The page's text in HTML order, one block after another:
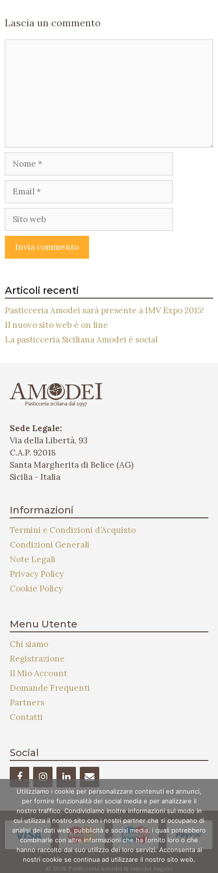
Lascia un commento
web
Articoli recenti
Pasticceria Amodei sarà presente a IMV Expo 2015!
Il nuovo sito web è on line
La pasticceria Siciliana Amodei è social
Sede Legale:
Via della Libertà, 93
C.A.P. 92018
Santa Margherita di Belice (AG)
Sicilia - Italia
Informazioni
Termini e Condizioni d’Acquisto
Condizioni Generali
Note Legali
Privacy Policy
Cookie Policy
Menu Utente
Chi siamo
Registrazione
Il Mio Account
Domande Frequenti
Partners
Contatti
Social
© 2026 Pasticceria Amodei di Amodei Angelo
Utilizziamo i cookie per personalizzare contenuti ed annunci,
per fornire funzionalità dei social media e per analizzare il
nostro traffico. Condividiamo inoltre informazioni sul modo in
cui utilizza il nostro sito con i nostri partner che si occupano di
analisi dei dati web, pubblicità e social media, i quali potrebbero
combinarle con altre informazioni che ha fornito loro o che
hanno raccolto dal suo utilizzo dei loro servizi. Acconsenta ai
nostri cookie se continua ad utilizzare il nostro sito web.